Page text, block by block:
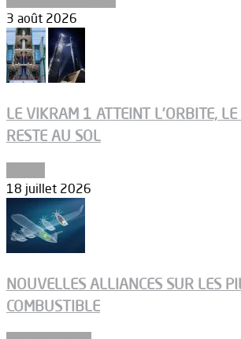
3 août 2026
LE VIKRAM 1 ATTEINT L’ORBITE,
RESTE AU SOL
18 juillet 2026
NOUVELLES ALLIANCES SUR LES
COMBUSTIBLE